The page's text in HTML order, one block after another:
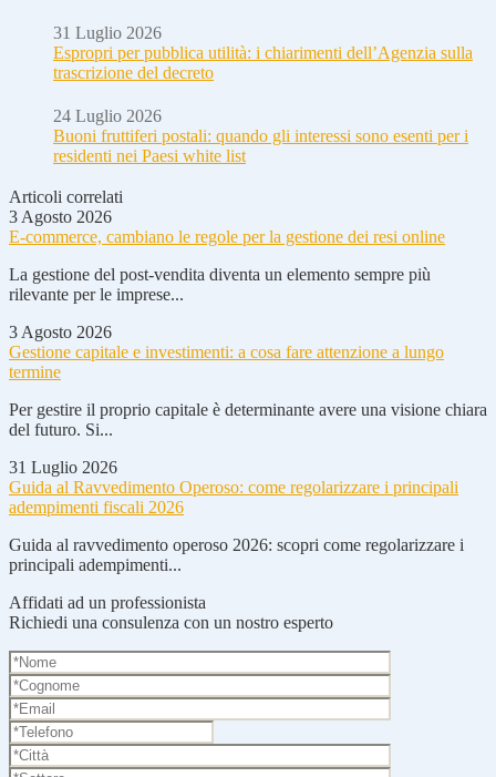
31 Luglio 2026
Espropri per pubblica utilità: i chiarimenti dell’Agenzia sulla
trascrizione del decreto
24 Luglio 2026
Buoni fruttiferi postali: quando gli interessi sono esenti per i
residenti nei Paesi white list
Articoli correlati
3 Agosto 2026
E-commerce, cambiano le regole per la gestione dei resi online
La gestione del post-vendita diventa un elemento sempre più
rilevante per le imprese...
3 Agosto 2026
Gestione capitale e investimenti: a cosa fare attenzione a lungo
termine
Per gestire il proprio capitale è determinante avere una visione chiara
del futuro. Si...
31 Luglio 2026
Guida al Ravvedimento Operoso: come regolarizzare i principali
adempimenti fiscali 2026
Guida al ravvedimento operoso 2026: scopri come regolarizzare i
principali adempimenti...
Affidati ad un professionista
Richiedi una consulenza con un nostro esperto